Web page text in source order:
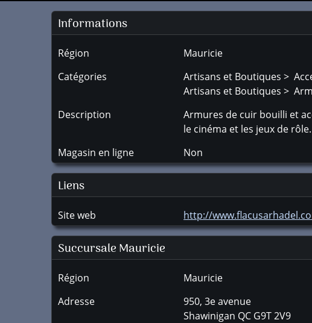
Informations
Région
Mauricie
Catégories
Artisans et Boutiques >
Artisans et Boutiques >
Description
Armures de cuir bouilli et
le cinéma et les jeux de rôle.
Magasin en ligne
Non
Liens
Site web http://
SuccursaleMauricie
Région
Mauricie
Adresse
950, 3e avenue
Shawinigan QC G9T 2V9